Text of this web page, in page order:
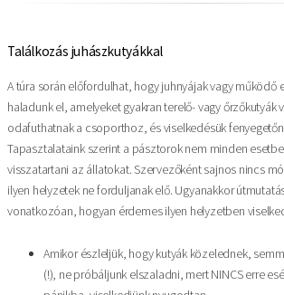
Találkozás juhászkutyákkal
A túra során előfordulhat, hogy juhnyájak vagy működő
haladunk el, amelyeket gyakran terelő- vagy őrzőkutyák
odafuthatnak a csoporthoz, és viselkedésük
Tapasztalataink szerint a pásztorok nem minden
visszatartani az állatokat. Szervezőként sajnos nincs
ilyen helyzetek ne forduljanak elő. Ugyanakkor
vonatkozóan, hogyan érdemes ilyen helyzetben
Amikor észleljük, hogy kutyák közelednek,
(!), ne próbáljunk elszaladni, mert NINCS erre